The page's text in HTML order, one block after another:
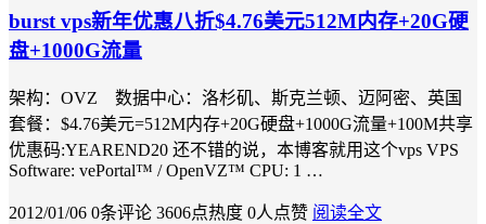
burst vps新年优惠八折$4.76美元512M内存+20G硬
盘+1000G流量
架构：OVZ 数据中心：洛杉矶、斯克兰顿、迈阿密、英国
套餐：$4.76美元=512M内存+20G硬盘+1000G流量+100M共享
优惠码:YEAREND20 还不错的说，本博客就用这个vps VPS
Software: vePortal™ / OpenVZ™ CPU: 1 …
2012/01/06 0条评论 3606点热度 0人点赞 阅读全文